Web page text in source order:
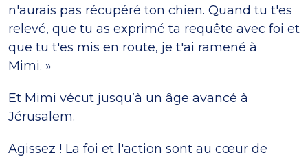
n'aurais pas récupéré ton chien. Quand tu t'es
relevé, que tu as exprimé ta requête avec foi et
que tu t'es mis en route, je t'ai ramené à
Mimi. »
Et Mimi vécut jusqu’à un âge avancé à
Jérusalem.
Agissez ! La foi et l'action sont au cœur de